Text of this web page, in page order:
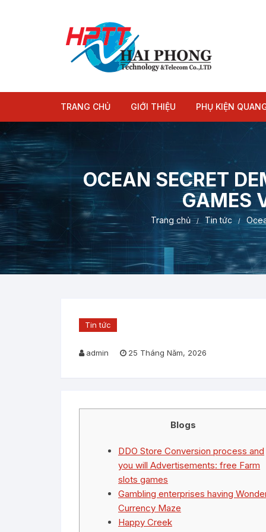
TRANG CHỦ GIỚI THIỆU PHỤ KIỆN
Dây nhảy quang
OCEAN SECRET
GAMES
Trang chủ Tin tức
Tin tức
admin 25 Tháng Năm, 2026
Blogs
DDO Store Conversion process and
you will Advertisements: free Farm
slots games
Gambling enterprises having
Currency Maze
Happy Creek